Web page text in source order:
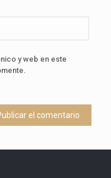
y web en este